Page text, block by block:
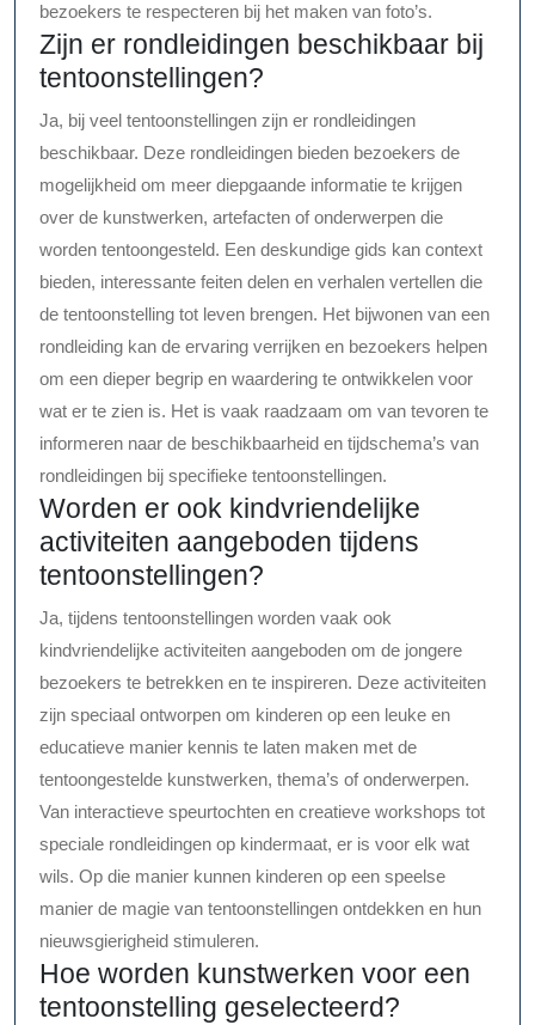
bezoekers te respecteren bij het maken van foto’s.
Zijn er rondleidingen beschikbaar bij
tentoonstellingen?
Ja, bij veel tentoonstellingen zijn er rondleidingen
beschikbaar. Deze rondleidingen bieden bezoekers de
mogelijkheid om meer diepgaande informatie te krijgen
over de kunstwerken, artefacten of onderwerpen die
worden tentoongesteld. Een deskundige gids kan context
bieden, interessante feiten delen en verhalen vertellen die
de tentoonstelling tot leven brengen. Het bijwonen van een
rondleiding kan de ervaring verrijken en bezoekers helpen
om een dieper begrip en waardering te ontwikkelen voor
wat er te zien is. Het is vaak raadzaam om van tevoren te
informeren naar de beschikbaarheid en tijdschema’s van
rondleidingen bij specifieke tentoonstellingen.
Worden er ook kindvriendelijke
activiteiten aangeboden tijdens
tentoonstellingen?
Ja, tijdens tentoonstellingen worden vaak ook
kindvriendelijke activiteiten aangeboden om de jongere
bezoekers te betrekken en te inspireren. Deze activiteiten
zijn speciaal ontworpen om kinderen op een leuke en
educatieve manier kennis te laten maken met de
tentoongestelde kunstwerken, thema’s of onderwerpen.
Van interactieve speurtochten en creatieve workshops tot
speciale rondleidingen op kindermaat, er is voor elk wat
wils. Op die manier kunnen kinderen op een speelse
manier de magie van tentoonstellingen ontdekken en hun
nieuwsgierigheid stimuleren.
Hoe worden kunstwerken voor een
tentoonstelling geselecteerd?